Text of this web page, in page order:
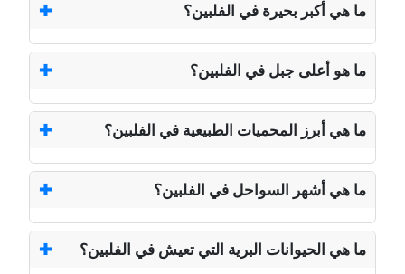
ما هي أكبر بحيرة في الفلبين؟
ما هو أعلى جبل في الفلبين؟
ما هي أبرز المحميات الطبيعية في الفلبين؟
ما هي أشهر السواحل في الفلبين؟
ما هي الحيوانات البرية التي تعيش في الفلبين؟